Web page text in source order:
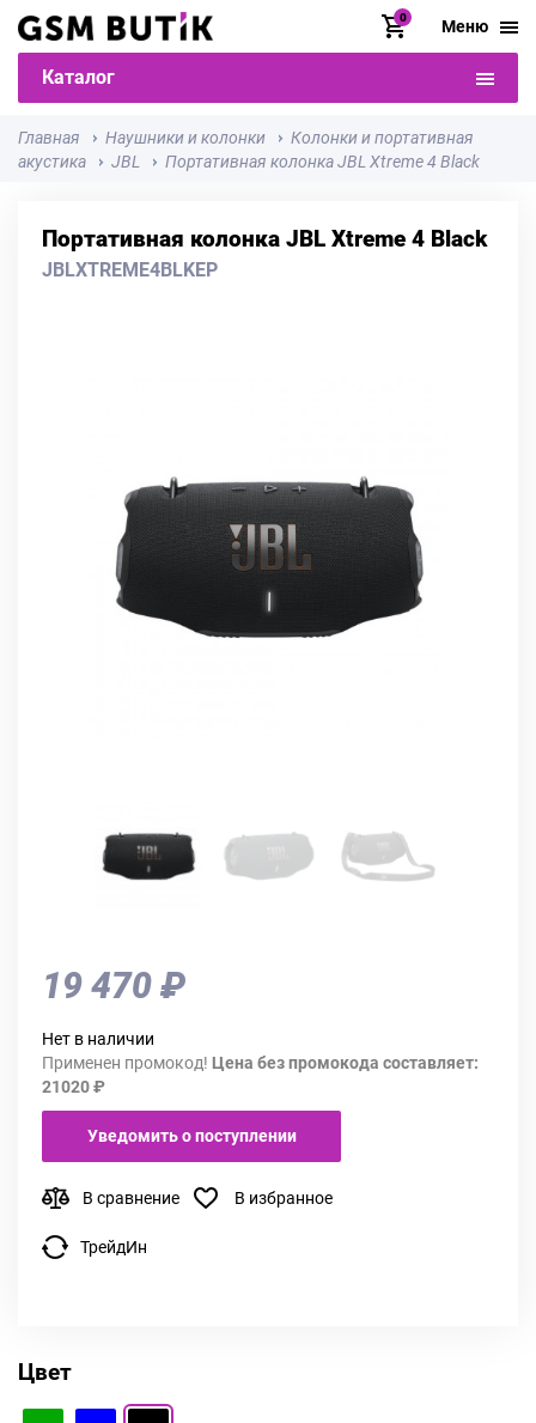
0 Меню
Каталог
Главная Наушники и колонки
Колонки и портативная
акустика
JBL Портативная колонка JBL Xtreme 4 Black
Портативная колонка JBL Xtreme 4 Black
JBLXTREME4BLKEP
19 470 ₽
Нет в наличии
Применен промокод! Цена без промокода составляет:
21020 ₽
Уведомить о поступлении
В сравнение В избранное
ТрейдИн
Цвет